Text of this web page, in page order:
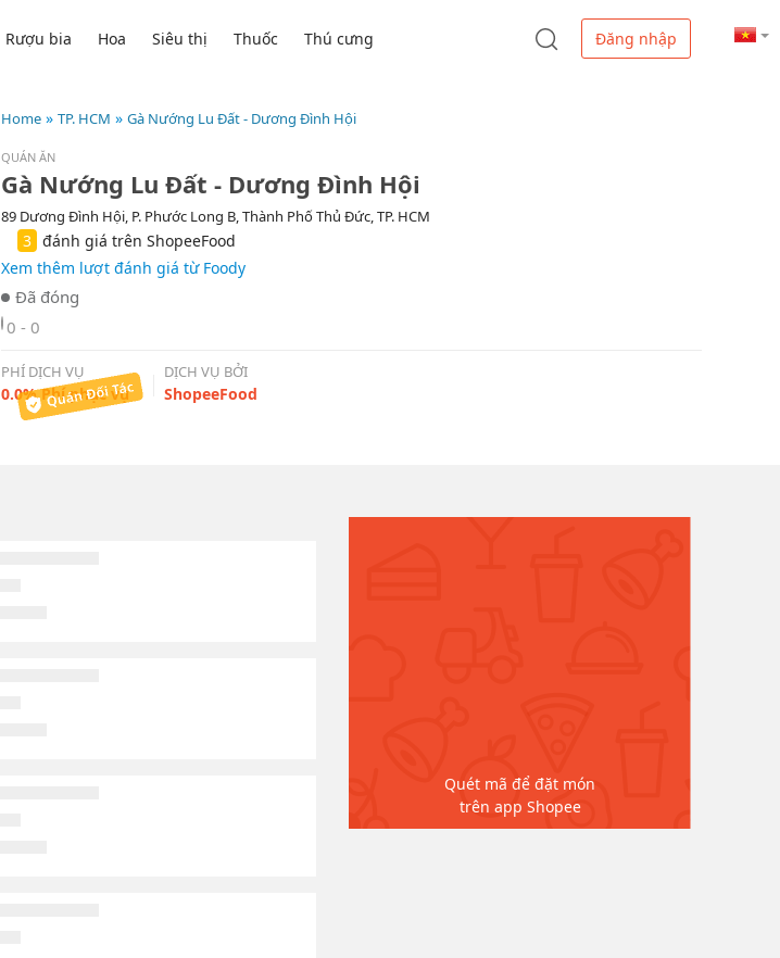
Rượu bia Hoa Siêu thị Thuốc Thú cưng Đăng nhập
Home TP. HCM Gà Nướng Lu Đất - Dương Đình Hội
QUÁN ĂN
Gà Nướng Lu Đất - Dương Đình Hội
89 Dương Đình Hội, P. Phước Long B, Thành Phố Thủ Đức, TP. HCM
3 đánh giá trên ShopeeFood
Xem thêm lượt đánh giá từ Foody
0 - 0
PHÍ DỊCH VỤ
0.0% Phí phục vụ
DỊCH VỤ BỞI
ShopeeFood
Quét mã để đặt món
trên app Shopee